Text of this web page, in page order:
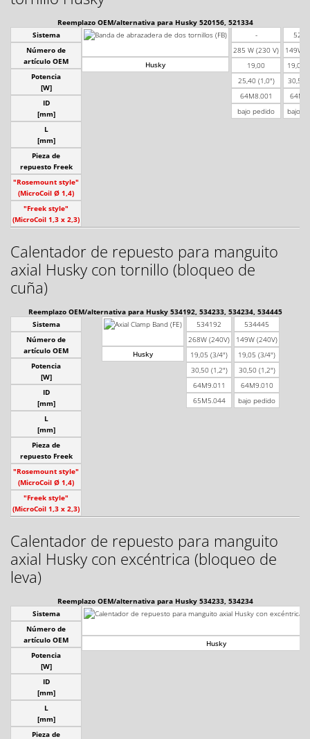
Reemplazo OEM/alternativa para Husky 520156, 521334
Sistema
Número de
artículo OEM
Potencia
[W]
ID
[mm]
L
[mm]
Pieza de
repuesto Freek
"Rosemount style"
(MicroCoil Ø 1,4)
"Freek style"
(MicroCoil 1,3 x 2,3)
Husky
-
285 W (230 V)
19,00
25,40 (1,0")
64M8.001
bajo pedido
149W
19,05
30,50
bajo
Calentador de repuesto para manguito
axial Husky con tornillo (bloqueo de
cuña)
Reemplazo OEM/alternativa para Husky 534192, 534233, 534234, 534445
Sistema
Número de
artículo OEM
Potencia
[W]
ID
[mm]
L
[mm]
Pieza de
repuesto Freek
"Rosemount style"
(MicroCoil Ø 1,4)
"Freek style"
(MicroCoil 1,3 x 2,3)
Husky
534192
268W (240V)
19,05 (3/4")
30,50 (1,2")
64M9.011
65M5.044
534445
149W (240V)
19,05 (3/4")
30,50 (1,2")
64M9.010
bajo pedido
Calentador de repuesto para manguito
axial Husky con excéntrica (bloqueo de
leva)
Reemplazo OEM/alternativa para Husky 534233, 534234
Sistema
Número de
artículo OEM
Potencia
[W]
ID
[mm]
L
[mm]
Pieza de
Husky